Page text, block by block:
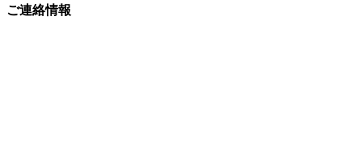
ご連絡情報